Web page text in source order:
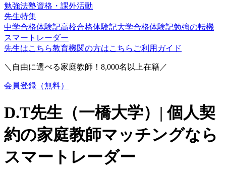
勉強法塾資格・課外活動
先生特集
中学合格体験記高校合格体験記大学合格体験記勉強の転機
スマートレーダー
先生はこちら教育機関の方はこちら ご利用ガイド
＼自由に選べる家庭教師！ 8,000名以上在籍／
会員登録（無料）
D.T先生（一橋大学）| 個人契
約の家庭教師マッチングなら
スマートレーダー